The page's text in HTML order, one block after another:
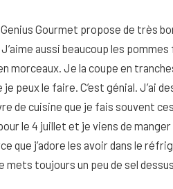
Genius Gourmet propose de très
aussi beaucoup les
morceaux. Je la coupe en
je peux le faire. C’est génial. J’ai
de cuisine que je fais souvent
le 4 juillet et je viens de
que j’adore les avoir dans le
mets toujours un peu de sel